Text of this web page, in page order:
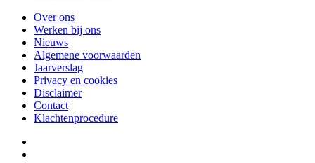
Over ons
Werken bij ons
Nieuws
Algemene voorwaarden
Jaarverslag
Privacy en cookies
Disclaimer
Contact
Klachtenprocedure